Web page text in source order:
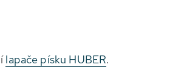
lapače písku HUBER.